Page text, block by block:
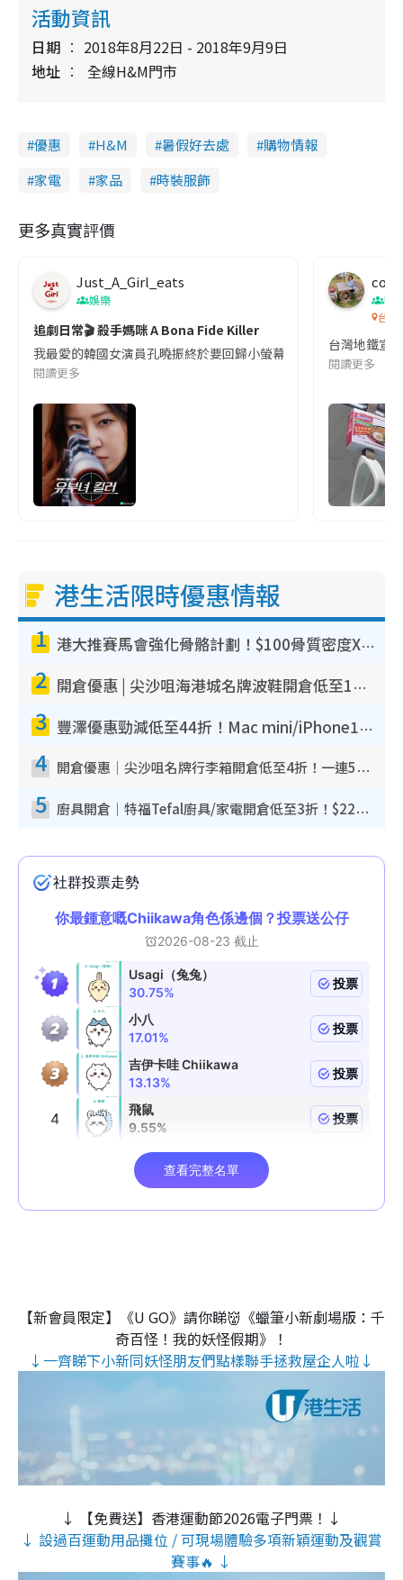
活動資訊
日期
2018年8月22日 - 2018年9月9日
地址
全線H&M門市
優惠 H&M 暑假好去處
購物情報
家電
家品 時裝服飾
更多真實評價
Just_A_Girl_eats
娛樂
追劇日常🎬 殺手媽咪 A Bona Fide Killer
我最愛的韓國女演員孔曉振終於要回歸小螢幕啦!這次的劇本改編
閱讀更多
co
吹
台灣
台灣地鐵宣
閱讀更多
港生活限時優惠情報
1 港大推賽馬會強化骨骼計劃！$100骨質密度X光檢查 完成免費運動訓練送超市禮券！附參加資格
2 開倉優惠 | 尖沙咀海港城名牌波鞋開倉低至1折！On鞋$899起／Joy&Peace鞋履$98起
3 豐澤優惠勁減低至44折！Mac mini/iPhone17Pro大減價！廚房家電$220起
4 開倉優惠｜尖沙咀名牌行李箱開倉低至4折！一連5日 American Tourister/ace./Hallmark $200起！
5 廚具開倉｜特福Tefal廚具/家電開倉低至3折！$220起買平底鍋/炒鑊/湯煲！電飯煲/吸塵機/燙斗$418起
【新會員限定】《U GO》請你睇👹《蠟筆小新劇場版：千
奇百怪！我的妖怪假期》！
↓一齊睇下小新同妖怪朋友們點樣聯手拯救屋企人啦↓
↓ 【免費送】香港運動節2026電子門票！↓
↓ 設過百運動用品攤位 / 可現場體驗多項新穎運動及觀賞
賽事🔥 ↓